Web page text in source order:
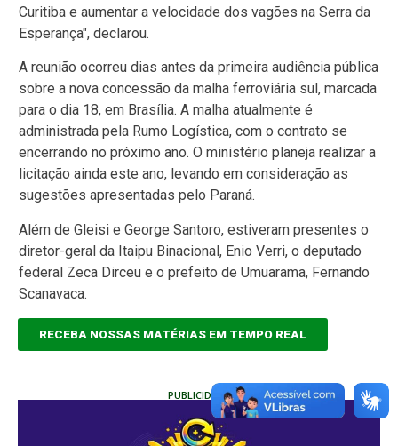
Curitiba e aumentar a velocidade dos vagões na Serra da
Esperança", declarou.
A reunião ocorreu dias antes da primeira audiência pública
sobre a nova concessão da malha ferroviária sul, marcada
para o dia 18, em Brasília. A malha atualmente é
administrada pela Rumo Logística, com o contrato se
encerrando no próximo ano. O ministério planeja realizar a
licitação ainda este ano, levando em consideração as
sugestões apresentadas pelo Paraná.
Além de Gleisi e George Santoro, estiveram presentes o
diretor-geral da Itaipu Binacional, Enio Verri, o deputado
federal Zeca Dirceu e o prefeito de Umuarama, Fernando
Scanavaca.
RECEBA NOSSAS MATÉRIAS EM TEMPO REAL
PUBLICIDADE